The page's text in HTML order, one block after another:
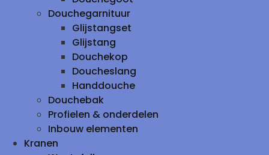
Douchegarnituur
Glijstangset
Glijstang
Douchekop
Doucheslang
Handdouche
Douchebak
Profielen & onderdelen
Inbouw elementen
Kranen